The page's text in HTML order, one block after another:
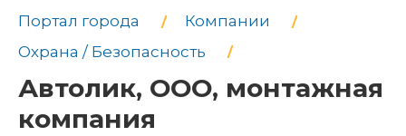
Портал города
Компании
Охрана / Безопасность
Автолик, ООО, монтажная
компания